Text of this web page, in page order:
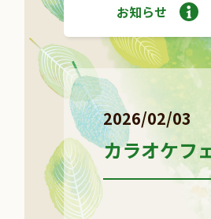
お知らせ
2026/02/03
カラオケフ